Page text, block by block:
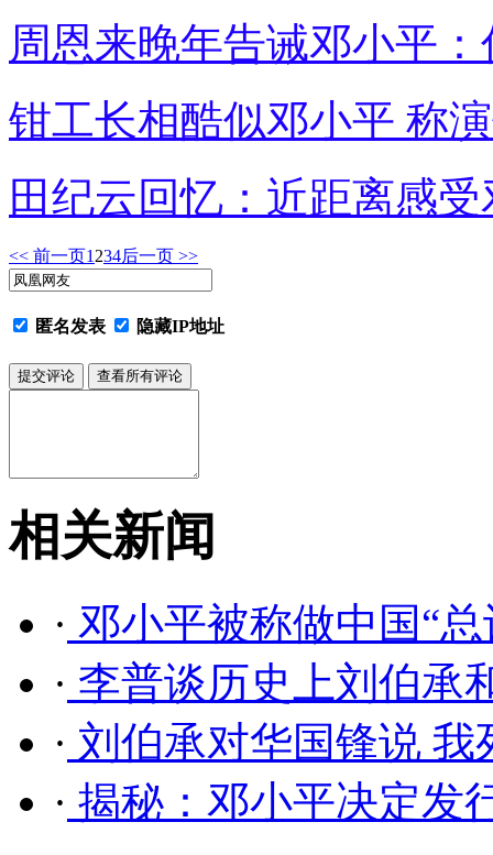
周恩来晚年告诫邓小平
钳工长相酷似邓小平 称
田纪云回忆：近距离感
<< 前一页1 234后一页 >>
匿名发表 隐藏IP地址
相关新闻
· 邓小平被称做中国“
· 李普谈历史上刘伯承
· 刘伯承对华国锋说
· 揭秘：邓小平决定发